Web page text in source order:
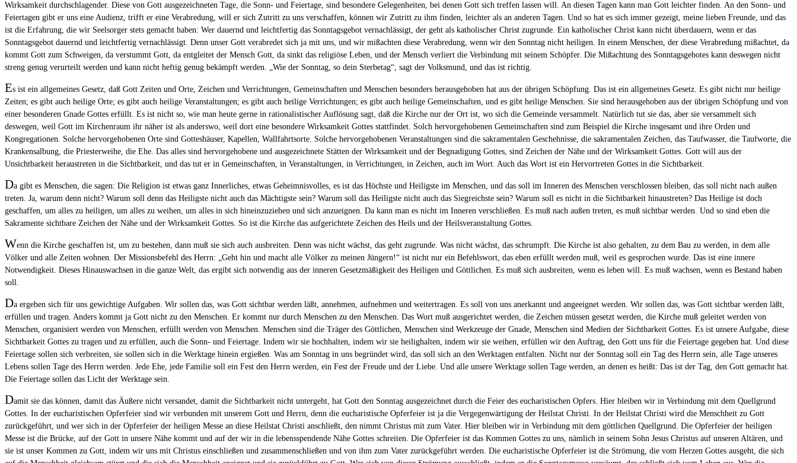
Wirksamkeit durchschlagender. Diese von Gott ausgezeichneten Tage, die Sonn- und Feiertage, sind besondere Gelegenheiten, bei denen Gott sich treffen lassen will. An diesen Tagen kann man Gott leichter finden. An den Sonn- und
Feiertagen gibt er uns eine Audienz, trifft er eine Verabredung, will er sich Zutritt zu uns verschaffen, können wir Zutritt zu ihm finden, leichter als an anderen Tagen. Und so hat es sich immer gezeigt, meine lieben Freunde, und das
ist die Erfahrung, die wir Seelsorger stets gemacht haben: Wer dauernd und leichtfertig das Sonntagsgebot vernachlässigt, der geht als katholischer Christ zugrunde. Ein katholischer Christ kann nicht überdauern, wenn er das
Sonntagsgebot dauernd und leichtfertig vernachlässigt. Denn unser Gott verabredet sich ja mit uns, und wir mißachten diese Verabredung, wenn wir den Sonntag nicht heiligen. In einem Menschen, der diese Verabredung mißachtet, da
kommt Gott zum Schweigen, da verstummt Gott, da entgleitet der Mensch Gott, da sinkt das religiöse Leben, und der Mensch verliert die Verbindung mit seinem Schöpfer. Die Mißachtung des Sonntagsgebotes kann deswegen nicht
streng genug verurteilt werden und kann nicht heftig genug bekämpft werden. „Wie der Sonntag, so dein Sterbetag“, sagt der Volksmund, und das ist richtig.
Es ist ein allgemeines Gesetz, daß Gott Zeiten und Orte, Zeichen und Verrichtungen, Gemeinschaften und Menschen besonders herausgehoben hat aus der übrigen Schöpfung. Das ist ein allgemeines Gesetz. Es gibt nicht nur heilige
Zeiten; es gibt auch heilige Orte; es gibt auch heilige Veranstaltungen; es gibt auch heilige Verrichtungen; es gibt auch heilige Gemeinschaften, und es gibt heilige Menschen. Sie sind herausgehoben aus der übrigen Schöpfung und von
einer besonderen Gnade Gottes erfüllt. Es ist nicht so, wie man heute gerne in rationalistischer Auflösung sagt, daß die Kirche nur der Ort ist, wo sich die Gemeinde versammelt. Natürlich tut sie das, aber sie versammelt sich
deswegen, weil Gott im Kirchenraum ihr näher ist als anderswo, weil dort eine besondere Wirksamkeit Gottes stattfindet. Solch hervorgehobenen Gemeinschaften sind zum Beispiel die Kirche insgesamt und ihre Orden und
Kongregationen. Solche hervorgehobenen Orte sind Gotteshäuser, Kapellen, Wallfahrtsorte. Solche hervorgehobenen Veranstaltungen sind die sakramentalen Geschehnisse, die sakramentalen Zeichen, das Taufwasser, die Taufworte, die
Krankensalbung, die Priesterweihe, die Ehe. Das alles sind hervorgehobene und ausgezeichnete Stätten der Wirksamkeit und der Begnadigung Gottes, sind Zeichen der Nähe und der Wirksamkeit Gottes. Gott will aus der
Unsichtbarkeit heraustreten in die Sichtbarkeit, und das tut er in Gemeinschaften, in Veranstaltungen, in Verrichtungen, in Zeichen, auch im Wort. Auch das Wort ist ein Hervortreten Gottes in die Sichtbarkeit.
Da gibt es Menschen, die sagen: Die Religion ist etwas ganz Innerliches, etwas Geheimnisvolles, es ist das Höchste und Heiligste im Menschen, und das soll im Inneren des Menschen verschlossen bleiben, das soll nicht nach außen
treten. Ja, warum denn nicht? Warum soll denn das Heiligste nicht auch das Mächtigste sein? Warum soll das Heiligste nicht auch das Siegreichste sein? Warum soll es nicht in die Sichtbarkeit hinaustreten? Das Heilige ist doch
geschaffen, um alles zu heiligen, um alles zu weihen, um alles in sich hineinzuziehen und sich anzueignen. Da kann man es nicht im Inneren verschließen. Es muß nach außen treten, es muß sichtbar werden. Und so sind eben die
Sakramente sichtbare Zeichen der Nähe und der Wirksamkeit Gottes. So ist die Kirche das aufgerichtete Zeichen des Heils und der Heilsveranstaltung Gottes.
Wenn die Kirche geschaffen ist, um zu bestehen, dann muß sie sich auch ausbreiten. Denn was nicht wächst, das geht zugrunde. Was nicht wächst, das schrumpft. Die Kirche ist also gehalten, zu dem Bau zu werden, in dem alle
Völker und alle Zeiten wohnen. Der Missionsbefehl des Herrn: „Geht hin und macht alle Völker zu meinen Jüngern!“ ist nicht nur ein Befehlswort, das eben erfüllt werden muß, weil es gesprochen wurde. Das ist eine innere
Notwendigkeit. Dieses Hinauswachsen in die ganze Welt, das ergibt sich notwendig aus der inneren Gesetzmäßigkeit des Heiligen und Göttlichen. Es muß sich ausbreiten, wenn es leben will. Es muß wachsen, wenn es Bestand haben
soll.
Da ergeben sich für uns gewichtige Aufgaben. Wir sollen das, was Gott sichtbar werden läßt, annehmen, aufnehmen und weitertragen. Es soll von uns anerkannt und angeeignet werden. Wir sollen das, was Gott sichtbar werden läßt,
erfüllen und tragen. Anders kommt ja Gott nicht zu den Menschen. Er kommt nur durch Menschen zu den Menschen. Das Wort muß ausgerichtet werden, die Zeichen müssen gesetzt werden, die Kirche muß geleitet werden von
Menschen, organisiert werden von Menschen, erfüllt werden von Menschen. Menschen sind die Träger des Göttlichen, Menschen sind Werkzeuge der Gnade, Menschen sind Medien der Sichtbarkeit Gottes. Es ist unsere Aufgabe, diese
Sichtbarkeit Gottes zu tragen und zu erfüllen, auch die Sonn- und Feiertage. Indem wir sie hochhalten, indem wir sie heilighalten, indem wir sie weihen, erfüllen wir den Auftrag, den Gott uns für die Feiertage gegeben hat. Und diese
Feiertage sollen sich verbreiten, sie sollen sich in die Werktage hinein ergießen. Was am Sonntag in uns begründet wird, das soll sich an den Werktagen entfalten. Nicht nur der Sonntag soll ein Tag des Herrn sein, alle Tage unseres
Lebens sollen Tage des Herrn werden. Jede Ehe, jede Familie soll ein Fest den Herrn werden, ein Fest der Freude und der Liebe. Und alle unsere Werktage sollen Tage werden, an denen es heißt: Das ist der Tag, den Gott gemacht hat.
Die Feiertage sollen das Licht der Werktage sein.
Damit sie das können, damit das Äußere nicht versandet, damit die Sichtbarkeit nicht untergeht, hat Gott den Sonntag ausgezeichnet durch die Feier des eucharistischen Opfers. Hier bleiben wir in Verbindung mit dem Quellgrund
Gottes. In der eucharistischen Opferfeier sind wir verbunden mit unserem Gott und Herrn, denn die eucharistische Opferfeier ist ja die Vergegenwärtigung der Heilstat Christi. In der Heilstat Christi wird die Menschheit zu Gott
zurückgeführt, und wer sich in der Opferfeier der heiligen Messe an diese Heilstat Christi anschließt, den nimmt Christus mit zum Vater. Hier bleiben wir in Verbindung mit dem göttlichen Quellgrund. Die Opferfeier der heiligen
Messe ist die Brücke, auf der Gott in unsere Nähe kommt und auf der wir in die lebensspendende Nähe Gottes schreiten. Die Opferfeier ist das Kommen Gottes zu uns, nämlich in seinem Sohn Jesus Christus auf unseren Altären, und
sie ist unser Kommen zu Gott, indem wir uns mit Christus einschließen und zusammenschließen und von ihm zum Vater zurückgeführt werden. Die eucharistische Opferfeier ist die Strömung, die vom Herzen Gottes ausgeht, die sich